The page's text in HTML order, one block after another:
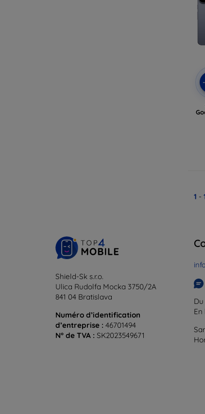
1 -
Shield-Sk s.r.o.
Ulica Rudolfa Mocka 3750/2A
841 04 Bratislava
Numéro d’identification
d’entreprise : 46701494
N° de TVA : SK2023549671
En